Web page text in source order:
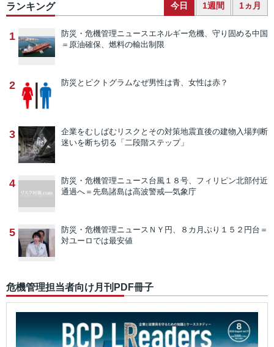
ランキング 今日 1週間 1ヵ月
1 防災・危機管理ニュースエネルギー危機、守り固める中国
＝原油確保、燃料の輸出制限
2 防災とピクトグラムなぜ男性は青、女性は赤？
3 企業をむしばむリスクとその対策地震直後の建物入場判断
迷いを断ち切る「二段階ステップ」
4 防災・危機管理ニュース台風１８号、フィリピン北部付近
通過へ＝先島諸島は高波警戒―気象庁
5 防災・危機管理ニュース ＮＹ円、８カ月ぶり１５２円台＝
対ユーロでは最安値
危機管理担当者向け月刊PDF冊子